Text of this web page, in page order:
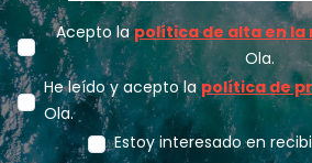
Acepto lapolítica de alta en
Ola.
He leído y acepto lapolítica de
Ola.
Estoy interesado en